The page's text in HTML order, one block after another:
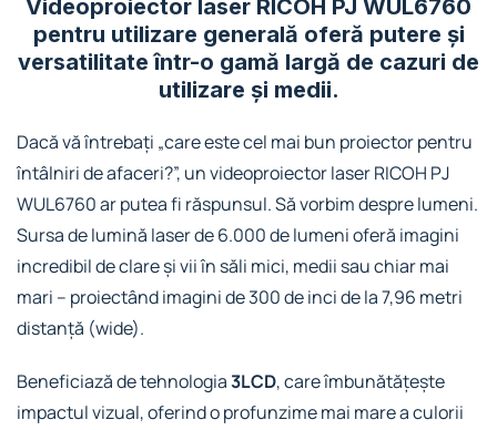
Videoproiector laser RICOH PJ WUL6760
pentru utilizare generală oferă putere și
versatilitate într-o gamă largă de cazuri de
utilizare și medii.
Dacă vă întrebați „care este cel mai bun proiector pentru
întâlniri de afaceri?”, un videoproiector laser RICOH PJ
WUL6760 ar putea fi răspunsul. Să vorbim despre lumeni.
Sursa de lumină laser de 6.000 de lumeni oferă imagini
incredibil de clare și vii în săli mici, medii sau chiar mai
mari – proiectând imagini de 300 de inci de la 7,96 metri
distanță (wide).
Beneficiază de tehnologia3LCD, care îmbunătățește
impactul vizual, oferind o profunzime mai mare a culorii